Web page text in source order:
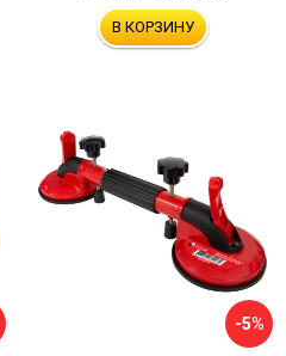
В КОРЗИНУ
-5%